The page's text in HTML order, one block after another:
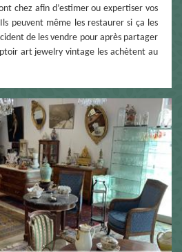
chez afin d’estimer ou expertiser vos
peuvent même les restaurer si ça les
de les vendre pour après partager
art jewelry vintage les achètent au